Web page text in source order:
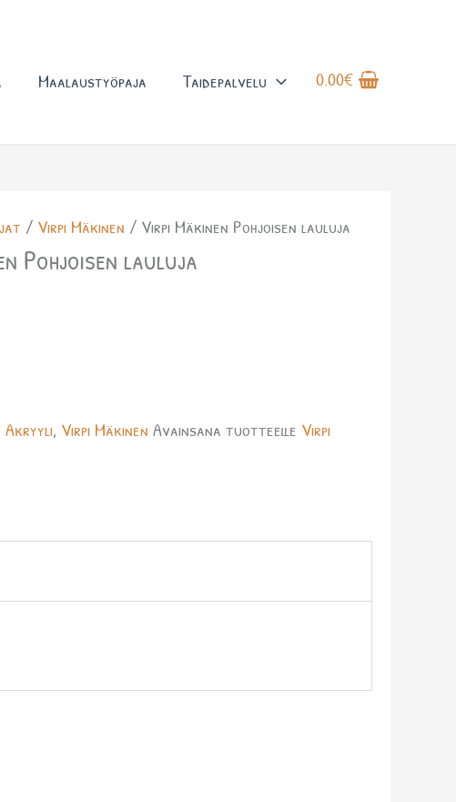
Maalaustyöpaja Taidepalvelu 0.00€
/ Virpi Mäkinen / Virpi Mäkinen Pohjoisen lauluja
Pohjoisen lauluja
Akryyli, Virpi Mäkinen Avainsana tuotteelle Virpi